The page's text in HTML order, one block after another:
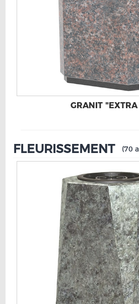
GRANIT
FLEURISSEMENT (70